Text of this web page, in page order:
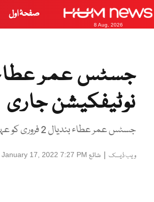
8 Aug, 2026
صفحۂ اول
جسٹس عمر عطاء
نوٹیفکیشن جاری
جسٹس عمر عطاء بندیال 2 فروری کو عہدے کا چارج سنبھالیں گے، وہ سپریم کورٹ کے سینئر ترین جج ہیں۔
ویب ڈیسک | شائع January 17, 2022 7:27 PM